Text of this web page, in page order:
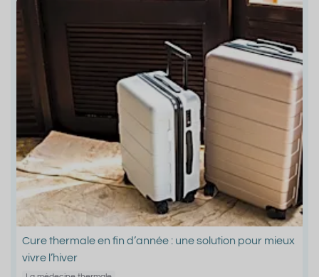
Cure thermale en fin d’année : une solution pour mieux
vivre l’hiver